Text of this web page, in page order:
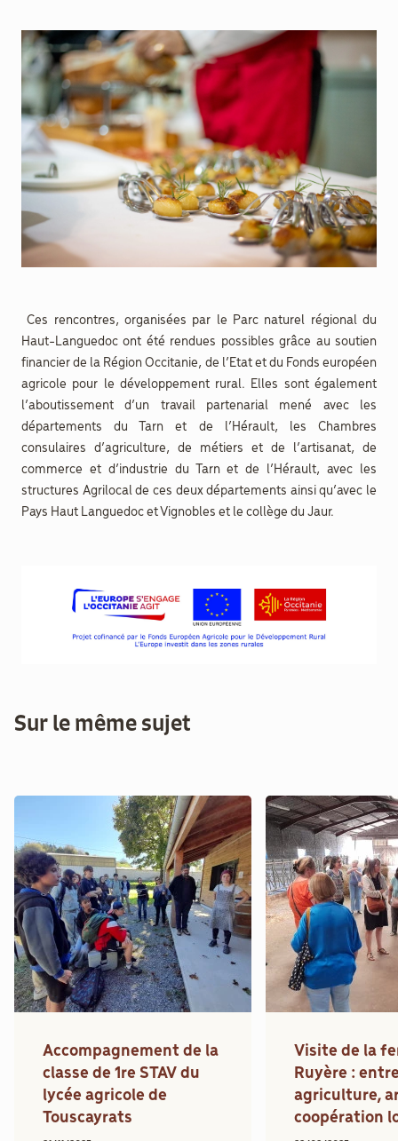
Ces rencontres, organisées par le Parc naturel régional du
Haut-Languedoc ont été rendues possibles grâce au soutien
financier de la Région Occitanie, de l’Etat et du Fonds européen
agricole pour le développement rural. Elles sont également
l’aboutissement d’un travail partenarial mené avec les
départements du Tarn et de l’Hérault, les Chambres
consulaires d’agriculture, de métiers et de l’artisanat, de
commerce et d’industrie du Tarn et de l’Hérault, avec les
structures Agrilocal de ces deux départements ainsi qu’avec le
Pays Haut Languedoc et Vignobles et le collège du Jaur.
Sur le même sujet
Accompagnement de la
classe de 1re STAV du
lycée agricole de
Touscayrats
Visite de la
Ruyère :
agriculture,
coopération